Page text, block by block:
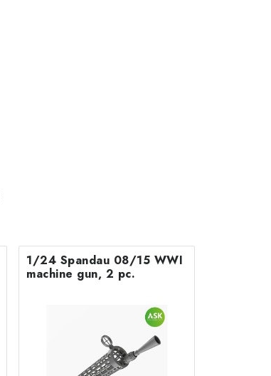
1/24 Spandau 08/15 WWI
machine gun, 2 pc.